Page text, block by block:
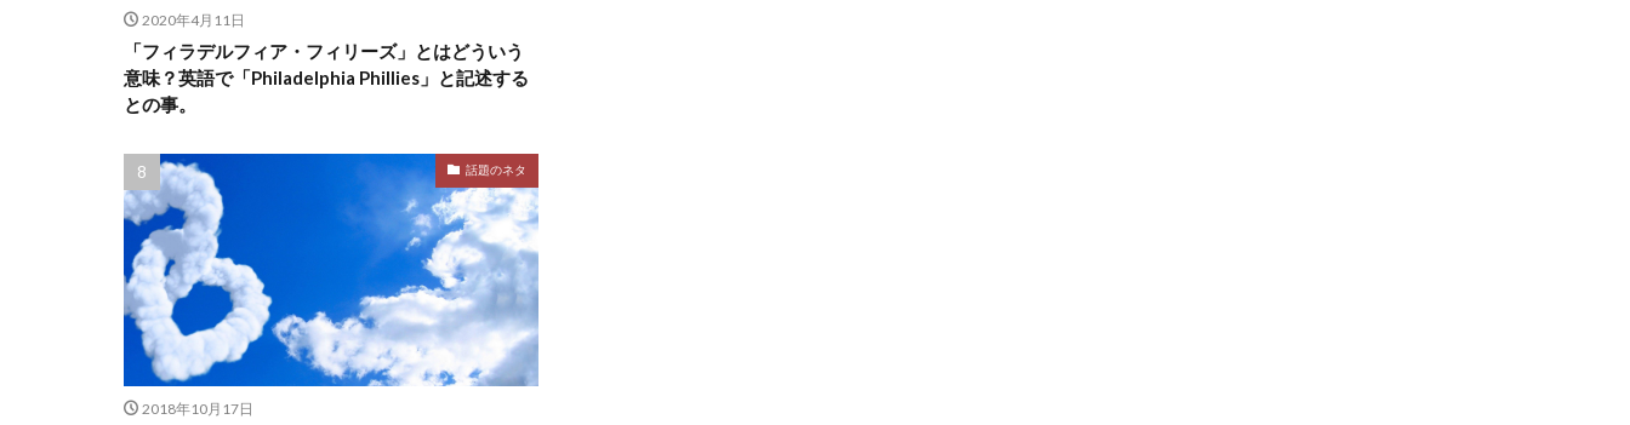
2020年4月11日
「フィラデルフィア・フィリーズ」とはどういう
意味？英語で「Philadelphia Phillies」と記述する
との事。
話題のネタ
2018年10月17日